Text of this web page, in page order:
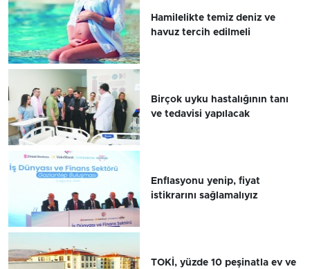
Hamilelikte temiz deniz ve
havuz tercih edilmeli
Birçok uyku hastalığının tanı
ve tedavisi yapılacak
Enflasyonu yenip, fiyat
istikrarını sağlamalıyız
TOKİ, yüzde 10 peşinatla ev ve